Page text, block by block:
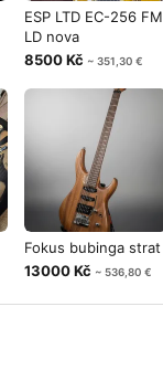
ESP LTD EC-256 FM
LD nova
8500 Kč ~ 351,30 €
Fokus bubinga strat
13000 Kč ~ 536,80 €